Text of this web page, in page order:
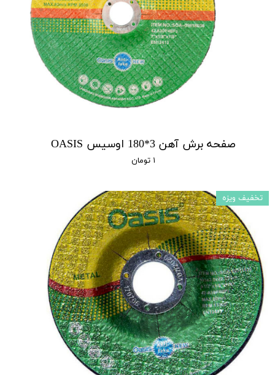
صفحه برش آهن 3*180 اوسیس OASIS
۱ تومان
تخفیف ویزه